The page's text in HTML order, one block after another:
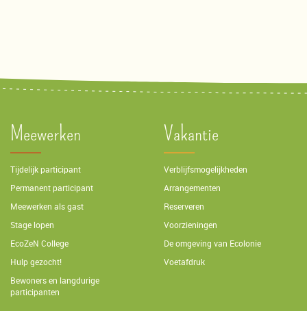
Meewerken
Tijdelijk participant
Permanent participant
Meewerken als gast
Stage lopen
EcoZeN College
Hulp gezocht!
Bewoners en langdurige
participanten
Vakantie
Verblijfsmogelijkheden
Arrangementen
Reserveren
Voorzieningen
De omgeving van Ecolonie
Voetafdruk